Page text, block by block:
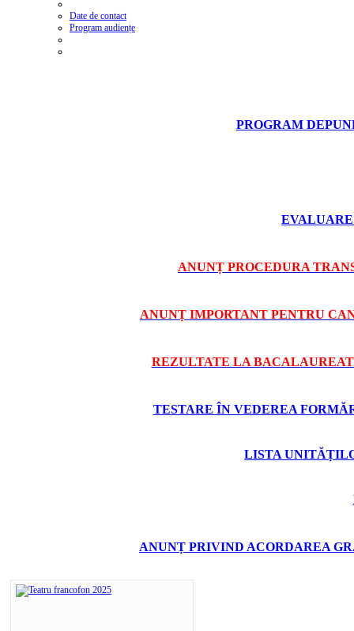
Date de contact
Program audiențe
PROGRAM
ANUNȚ PROCEDURA
ANUNȚ IMPORTANT PENTRU
REZULTATE LA
TESTARE ÎN VEDEREA
LISTA
ANUNȚ PRIVIND ACORDAREA